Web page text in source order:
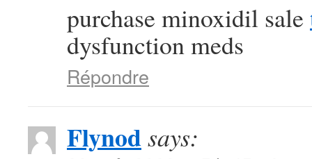
purchase minoxidil sale
dysfunction meds
Répondre
Flynodsays: